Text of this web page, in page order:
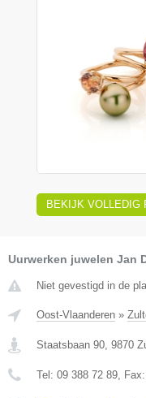
BEKIJK VOLLEDIG
Uurwerken juwelen Jan
Niet gevestigd in de
Oost-Vlaanderen »
Staatsbaan 90, 9870
Tel: 09 388 72 89, Fax: